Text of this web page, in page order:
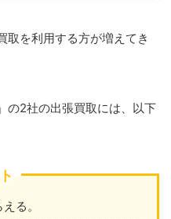
取を利用する方が増えてき
の2社の出張買取には、以下
る。